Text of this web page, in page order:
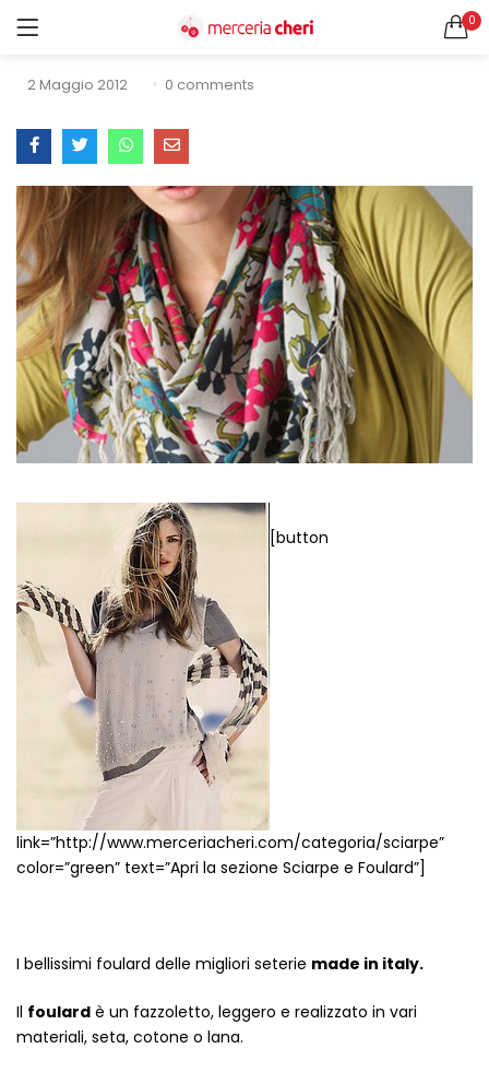
0
Ricordami
Password dimenticata?
CERCA IN:
Tutte le categorie
Accessori Design (56)
Accessori merceria (94)
Cesti portalavoro (8)
Aghi e spilli (24)
Applicazioni (26)
Borse (6)
Bottoni Vintage (204)
Lotti di Bottoni vintage (27)
Bottoni/alamari/automatici (46)
Alamari (5)
Calze collant donna (24)
Cerniere lampo / Zip/Fibbie (27)
filati cucirini e affini (9)
Fodere (5)
Guanti (1)
LANA (27)
Minuterie (58)
Nastri, fettucce, cordoni, (49)
Pizzi (11)
Prodotti per la sartoria (34)
Ricamo (119)
Quadri Mezzo Punto (92)
Canovacci Completi di Filati e Ago (24)
Swarovski (2)
Foulard
2 Maggio 2012 0 comments
[button
link=”http://www.merceriacheri.com/categoria/sciarpe”
color=”green” text=”Apri la sezione Sciarpe e Foulard”]
I bellissimi foulard delle migliori seterie made in italy.
Il foulard è un fazzoletto, leggero e realizzato in vari
materiali, seta, cotone o lana.